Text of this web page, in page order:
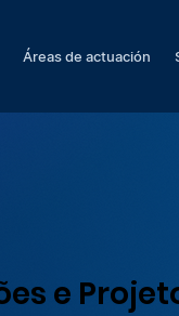
Áreas de actuación
e